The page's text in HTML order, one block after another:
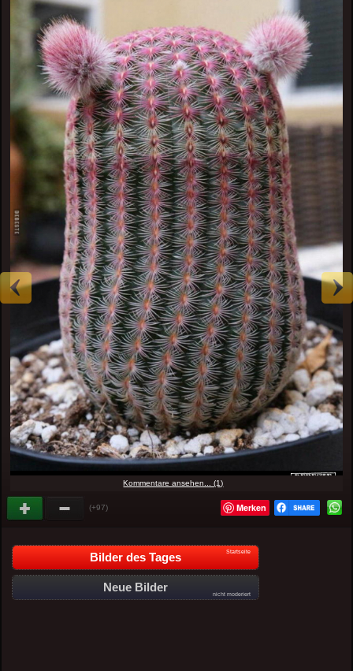
Kommentare ansehen... (1)
(+97) Merken
Bilder des Tages Startseite
Neue Bilder
nicht moderiert